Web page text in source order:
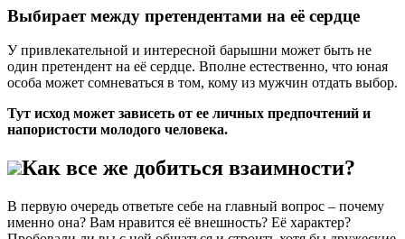
Выбирает между претендентами на её сердце
У привлекательной и интересной барышни может быть не
один претендент на её сердце. Вполне естественно, что юная
особа может сомневаться в том, кому из мужчин отдать выбор.
Тут исход может зависеть от ее личных предпочтений и
напористости молодого человека.
Как все же добиться взаимности?
В первую очередь ответьте себе на главный вопрос – почему
именно она? Вам нравится её внешность? Её характер?